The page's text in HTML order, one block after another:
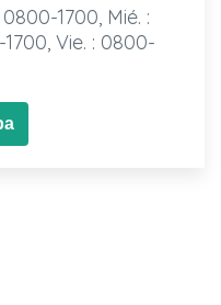
1700, Mié. :
Vie. : 0800-